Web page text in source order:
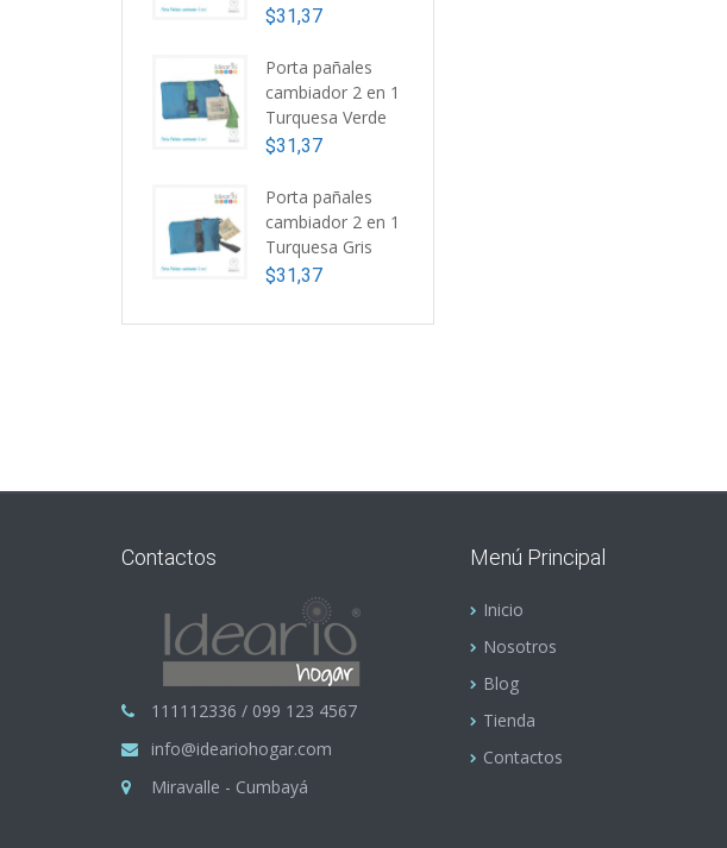
$31,37
Porta pañales
cambiador 2 en 1
Turquesa Verde
$31,37
Porta pañales
cambiador 2 en 1
Turquesa Gris
$31,37
Contactos
111112336 / 099 123 4567
info@ideariohogar.com
Miravalle - Cumbayá
Menú Principal
Inicio
Nosotros
Blog
Tienda
Contactos